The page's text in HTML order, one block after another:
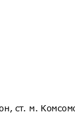
ст. м.